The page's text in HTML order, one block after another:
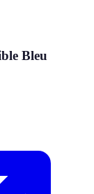
Bleu